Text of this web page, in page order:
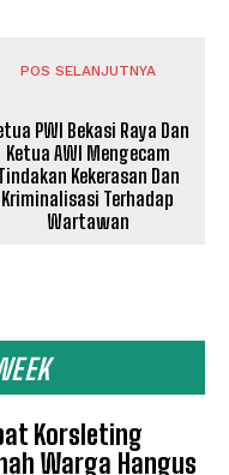
Korsleting
Warga Hangus
POS SELANJUTNYA
PWI Bekasi Raya Dan
Ketua AWI Mengecam
Kekerasan Dan
Kriminalisasi Terhadap
Wartawan